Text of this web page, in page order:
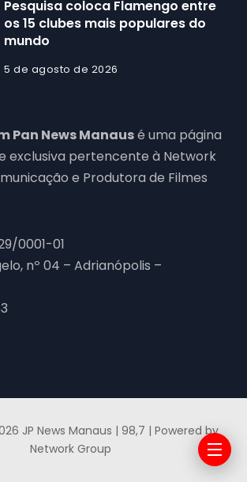
Pesquisa coloca Flamengo entre
os 15 clubes mais populares do
mundo
5 de agosto de 2026
Pan News Manausé uma página
exclusiva pertencente à Network
e Produtora de Filmes
0001-01
nº 04 – Adrianópolis –
JP News Manaus | 98,7 | Powered by
Network Group